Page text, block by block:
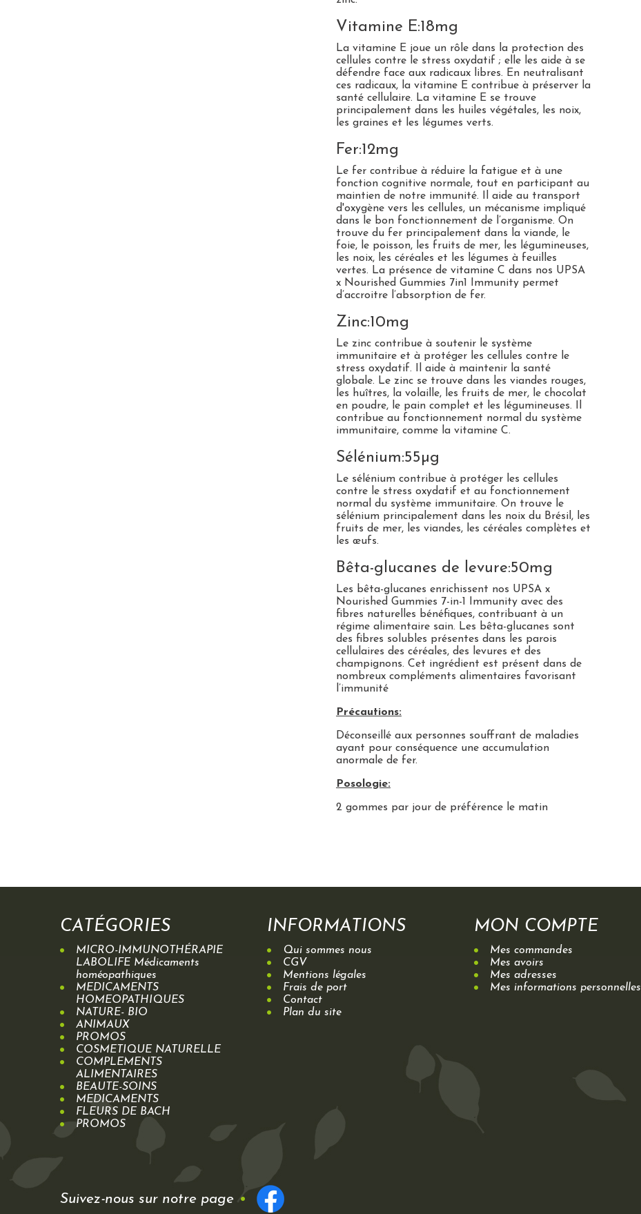
Vitamine E:18mg
La vitamine E joue un rôle dans la protection des
cellules contre le stress oxydatif ; elle les aide à se
défendre face aux radicaux libres. En neutralisant
ces radicaux, la vitamine E contribue à préserver la
santé cellulaire. La vitamine E se trouve
principalement dans les huiles végétales, les noix,
les graines et les légumes verts.
Fer:12mg
Le fer contribue à réduire la fatigue et à une
fonction cognitive normale, tout en participant au
maintien de notre immunité. Il aide au transport
d'oxygène vers les cellules, un mécanisme impliqué
dans le bon fonctionnement de l’organisme. On
trouve du fer principalement dans la viande, le
foie, le poisson, les fruits de mer, les légumineuses,
les noix, les céréales et les légumes à feuilles
vertes. La présence de vitamine C dans nos UPSA
x Nourished Gummies 7in1 Immunity permet
d’accroitre l’absorption de fer.
Zinc:10mg
Le zinc contribue à soutenir le système
immunitaire et à protéger les cellules contre le
stress oxydatif. Il aide à maintenir la santé
globale. Le zinc se trouve dans les viandes rouges,
les huîtres, la volaille, les fruits de mer, le chocolat
en poudre, le pain complet et les légumineuses. Il
contribue au fonctionnement normal du système
immunitaire, comme la vitamine C.
Sélénium:55µg
Le sélénium contribue à protéger les cellules
contre le stress oxydatif et au fonctionnement
normal du système immunitaire. On trouve le
sélénium principalement dans les noix du Brésil, les
fruits de mer, les viandes, les céréales complètes et
les œufs.
Bêta-glucanes de levure:50mg
Les bêta-glucanes enrichissent nos UPSA x
Nourished Gummies 7-in-1 Immunity avec des
fibres naturelles bénéfiques, contribuant à un
régime alimentaire sain. Les bêta-glucanes sont
des fibres solubles présentes dans les parois
cellulaires des céréales, des levures et des
champignons. Cet ingrédient est présent dans de
nombreux compléments alimentaires favorisant
l’immunité
Précautions:
Déconseillé aux personnes souffrant de maladies
ayant pour conséquence une accumulation
anormale de fer.
Posologie:
2 gommes par jour de préférence le matin
CATÉGORIES
MICRO-IMMUNOTHÉRAPIE
LABOLIFE Médicaments
homéopathiques
MEDICAMENTS
HOMEOPATHIQUES
NATURE- BIO
ANIMAUX
PROMOS
COSMETIQUE NATURELLE
COMPLEMENTS
ALIMENTAIRES
BEAUTE-SOINS
MEDICAMENTS
FLEURS DE BACH
PROMOS
INFORMATIONS
Qui sommes nous
CGV
Mentions légales
Frais de port
Contact
Plan du site
MON COMPTE
Mes commandes
Mes avoirs
Mes adresses
Mes informations personnelles
Suivez-nous sur notre page